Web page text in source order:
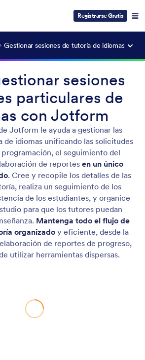
Registrarse Gratis
Gestionar sesiones de tutoría de idiomas
sesiones
particulares de
con Jotform
Jotform le ayuda a gestionar las
de idiomas unificando las solicitudes
programación, el seguimiento del
de reportes en un único
. Cree y recopile los detalles de las
realiza un seguimiento de los
de los estudiantes, y organice
para que los tutores puedan
Mantenga todo el flujo de
organizadoy eficiente, desde la
de reportes de progreso,
utilizar herramientas dispersas.